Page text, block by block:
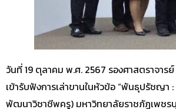
วันที่ 19 ตุลาคม พ.ศ. 2567 รองศาสตราจ
เข้ารับฟังการเล่าขานในหัวข้อ “พันธุปรัชญ
พัฒนาวิชาชีพครู) มหาวิทยาลัยราชภัฏเพชร